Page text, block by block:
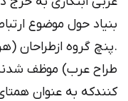
بنیاد حول موضوع
.پنچ گروه ازطراحان
طراح عرب) موظف
کنندکه به عنوان